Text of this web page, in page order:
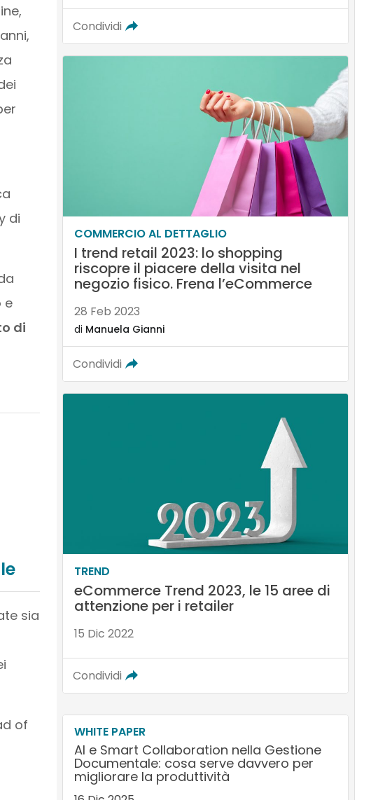
di
e
di
sia
of
Condividi
COMMERCIO AL DETTAGLIO
I trend retail 2023: lo shopping
riscopre il piacere della visita nel
negozio fisico. Frena l’eCommerce
28 Feb 2023
di Manuela Gianni
Condividi
TREND
eCommerce Trend 2023, le 15 aree di
attenzione per i retailer
15 Dic 2022
Condividi
WHITE PAPER
AI e Smart Collaboration nella Gestione
Documentale: cosa serve davvero per
migliorare la produttività